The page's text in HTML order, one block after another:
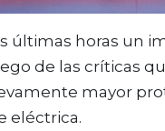
últimas horas un
de las críticas
mayor
eléctrica.